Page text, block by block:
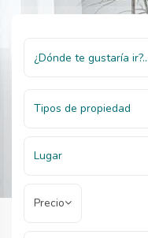
Tipos de propiedad
Lugar
Precio